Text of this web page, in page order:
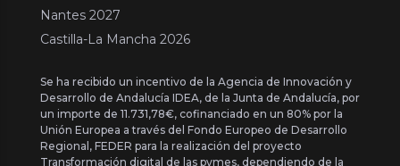
Nantes 2027
Castilla-La Mancha 2026
Se ha recibido un incentivo de la Agencia de Innovación y
Desarrollo de Andalucía IDEA, de la Junta de Andalucía, por
un importe de 11.731,78€, cofinanciado en un 80% por la
Unión Europea a través del Fondo Europeo de Desarrollo
Regional, FEDER para la realización del proyecto
Transformación digital de las pymes, dependiendo de la